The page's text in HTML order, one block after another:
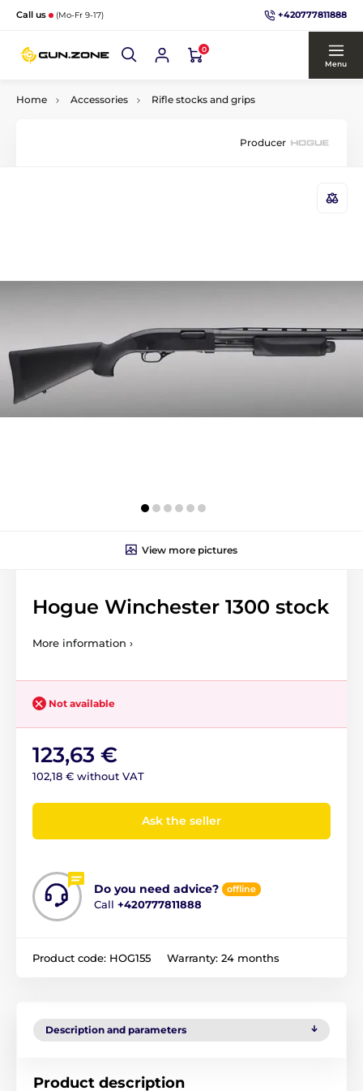
Call us (Mo-Fr 9-17) +420777811888
0
Menu
Home Accessories Rifle stocks and grips
Producer
View more pictures
Hogue Winchester 1300 stock
More information ›
Not available
123,63 €
102,18 € without VAT
Ask the seller
Do you need advice? offline
Call +420777811888
Product code: HOG155 Warranty: 24 months
Description and parameters
Product description